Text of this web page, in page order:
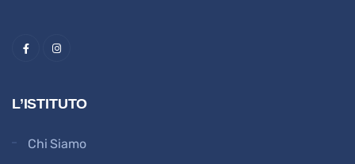
L’ISTITUTO
Chi Siamo